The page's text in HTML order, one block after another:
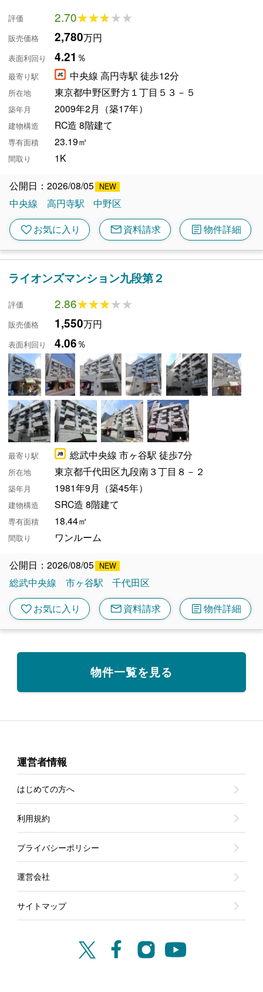
評価 2.70★★★★★
★★★★★
販売価格 2,780万円
表面利回り 4.21 ％
最寄り駅 中央線 高円寺駅 徒歩12分
所在地 東京都中野区野方１丁目５３－５
築年月 2009年2月（築17年）
建物構造 RC造 8階建て
専有面積 23.19㎡
間取り 1K
公開日：2026/08/05
中央線
高円寺駅 中野区
favoriteお気に入り mail資料請求 article物件詳細
ライオンズマンション九段第２
評価 2.86★★★★★
★★★★★
販売価格 1,550万円
表面利回り 4.06％
最寄り駅 総武中央線 市ヶ谷駅 徒歩7分
所在地 東京都千代田区九段南３丁目８－２
築年月 1981年9月（築45年）
建物構造 SRC造 8階建て
専有面積 18.44㎡
間取り ワンルーム
公開日：2026/08/05
総武中央線
市ヶ谷駅 千代田区
favoriteお気に入り mail資料請求 article物件詳細
物件一覧を見る
運営者情報
はじめての方へ
利用規約
プライバシーポリシー
運営会社
サイトマップ